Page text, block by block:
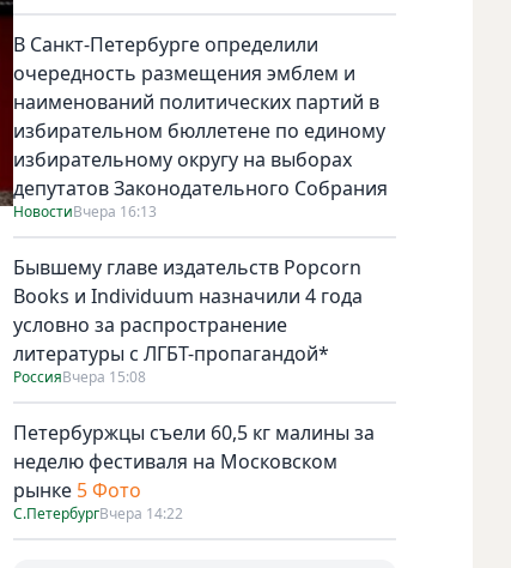
В Санкт-Петербурге определили
очередность размещения эмблем и
наименований политических партий в
избирательном бюллетене по единому
избирательному округу на выборах
депутатов Законодательного Собрания
НовостиВчера 16:13
Бывшему главе издательств Popcorn
Books и Individuum назначили 4 года
условно за распространение
литературы с ЛГБТ-пропагандой*
РоссияВчера 15:08
Петербуржцы съели 60,5 кг малины за
неделю фестиваля на Московском
рынке 5 Фото
С.ПетербургВчера 14:22